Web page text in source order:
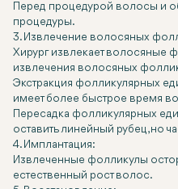
Перед процедурой волосы и
процедуры.
3. Извлечение волосяных
Хирург извлекает волосяные
извлечения волосяных
Экстракция фолликулярных
имеет более быстрое время
Пересадка фолликулярных
оставить линейный рубец, но
4. Имплантация:
Извлеченные фолликулы
естественный рост волос.